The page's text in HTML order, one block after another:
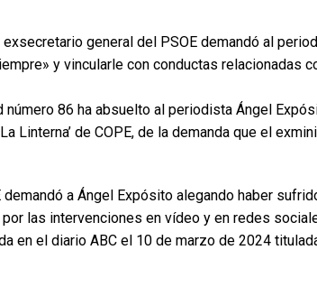
general del PSOE demandó al
y vincularle con conductas relacionadas
número 86 ha absuelto al periodista Ángel
Linterna’ de COPE, de la demanda que el
a Ángel Expósito alegando haber
las intervenciones en vídeo y en redes
en el diario ABC el 10 de marzo de 2024